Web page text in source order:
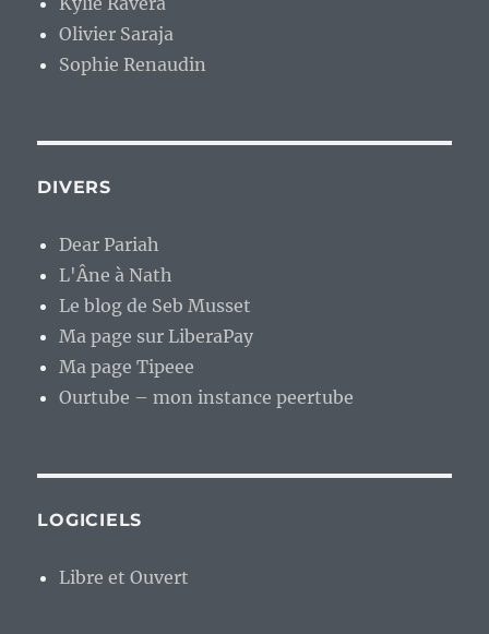
Olivier Saraja
Sophie Renaudin
DIVERS
Dear Pariah
L'Âne à Nath
Le blog de Seb Musset
Ma page sur LiberaPay
Ma page Tipeee
Ourtube – mon instance peertube
LOGICIELS
Libre et Ouvert